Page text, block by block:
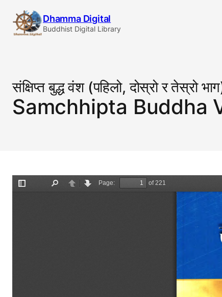
content
Dhamma Digital
Buddhist Digital Library
संक्षिप्त बुद्ध वंश (पहिलो, दोस्रो र तेस्रो
Samchhipta Buddha